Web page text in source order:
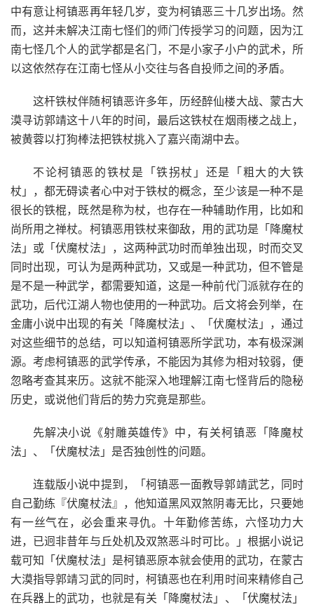
中有意让柯镇恶再年轻几岁，变为柯镇恶三十几岁出场。然
而，这并未解决江南七怪们的师门传授学习的问题，因为江
南七怪几个人的武学都是名门，不是小家子小户的武术，所
以这依然存在江南七怪从小交往与各自投师之间的矛盾。
这杆铁杖伴随柯镇恶许多年，历经醉仙楼大战、蒙古大
漠寻访郭靖这十八年的时间，最后这铁杖在烟雨楼之战上，
被黄蓉以打狗棒法把铁杖挑入了嘉兴南湖中去。
不论柯镇恶的铁杖是「铁拐杖」还是「粗大的大铁
杖」，都无碍读者心中对于铁杖的概念，至少该是一种不是
很长的铁棍，既然是称为杖，也存在一种辅助作用，比如和
尚所用之禅杖。柯镇恶用铁杖来御敌，用的武功是「降魔杖
法」或「伏魔杖法」，这两种武功时而单独出现，时而交叉
同时出现，可认为是两种武功，又或是一种武功，但不管是
是不是一种武学，都需要知道，这是一种前代门派就存在的
武功，后代江湖人物也使用的一种武功。后文将会列举，在
金庸小说中出现的有关「降魔杖法」、「伏魔杖法」，通过
对这些细节的总结，可以知道柯镇恶所学武功，本有极深渊
源。考虑柯镇恶的武学传承，不能因为其修为相对较弱，便
忽略考查其来历。这就不能深入地理解江南七怪背后的隐秘
历史，或说他们背后的势力究竟是那些。
先解决小说《射雕英雄传》中，有关柯镇恶「降魔杖
法」、「伏魔杖法」是否独创性的问题。
连载版小说中提到，「柯镇恶一面教导郭靖武艺，同时
自己勤练『伏魔杖法』，他知道黑风双煞阴毒无比，只要她
有一丝气在，必会重来寻仇。十年勤修苦练，六怪功力大
进，已迥非昔年与丘处机及双煞恶斗时可比。」根据小说记
载可知「伏魔杖法」是柯镇恶原本就会使用的武功，在蒙古
大漠指导郭靖习武的同时，柯镇恶也在利用时间来精修自己
在兵器上的武功，也就是有关「降魔杖法」、「伏魔杖法」